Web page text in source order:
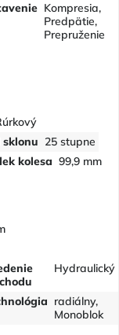
Kompresia,
Predpätie,
Prepruženie
sklonu 25 stupne
kolesa 99,9 mm
Hydraulický
radiálny,
Monoblok